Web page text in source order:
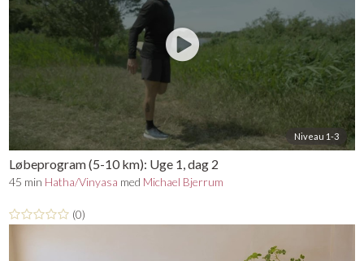
Niveau 1-3
Løbeprogram (5-10 km): Uge 1, dag 2
45 min Hatha/Vinyasa med Michael Bjerrum
(0)